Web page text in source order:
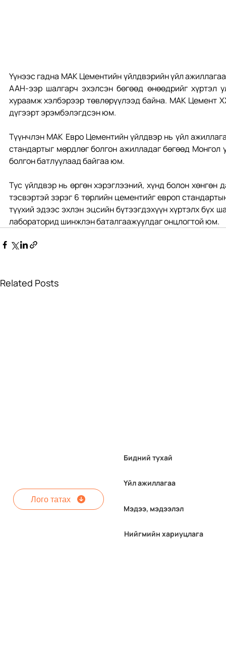
Үүнээс гадна МАК Цементийн үйлдвэрийн үйл
ААН-ээр шалгарч эхэлсэн бөгөөд өнөөдрийг хүртэл
хураамж хэлбэрээр төвлөрүүлээд байна. МАК Цемент
дүгээрт эрэмбэлэгдсэн юм.
Түүнчлэн МАК Евро Цементийн үйлдвэр нь үйл
стандартыг мөрдлөг болгон ажилладаг бөгөөд
болгон батлуулаад байгаа юм.
Тус үйлдвэр нь өргөн хэрэглээний, хүнд болон
тэсвэртэй зэрэг 6 төрлийн цементийг европ
түүхий эдээс эхлэн эцсийн бүтээгдэхүүн хүртэлх
лабораторид шинжлэн баталгаажуулдаг онцлогтой юм.
Related Posts
Лого татах
Бидний тухай
Үйл ажиллагаа
Мэдээ, мэдээлэл
Нийгмийн хариуцлага